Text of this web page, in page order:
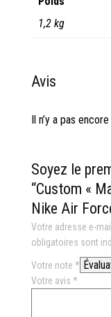
1,2 kg
Avis
Il n’y a pas encore
Soyez le
“Custom «
Nike Air
Votre adresse e-
obligatoires sont
Votre note*
Votre avis*